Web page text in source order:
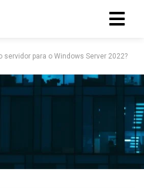
para o Windows Server 2022?